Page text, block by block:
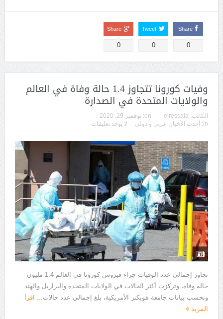
Share
0
Tweet
0
Share
0
وفيات كورونا تتجاوز 1.4 حالة وفاة في العالم
والولايات المتحدة في الصدارة
الكاتب: elressala
on: نوفمبر 29, 2020
In:
أحدث الأخبار , عربي و دولي لا يوجد تعليقات
تجاوز إجمالي عدد الوفيات جراء فيروس كورونا في العالم 1.4 مليون
حالة وفاة، وتركزت أكثر الحالات في الولايات المتحدة والبرازيل والهند.
وبحسب بيانات جامعة هوبكنز الأمريكية، بلغ إجمالي عدد حالات... اقرأ
المزيد